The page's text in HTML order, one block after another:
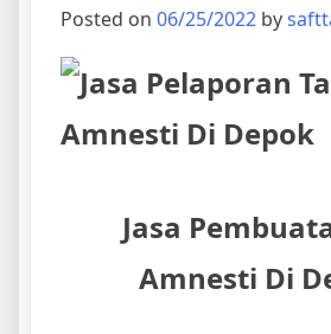
Posted on 06/25/2022 by
Jasa
Amnesti Di